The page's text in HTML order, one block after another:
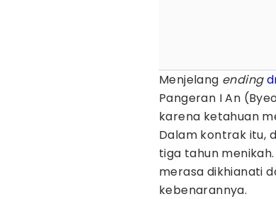
Menjelang ending
Pangeran I An
karena ketahuan
Dalam kontrak itu,
tiga tahun
merasa dikhianati
kebenarannya.